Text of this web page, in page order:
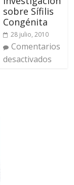
sobre Sífilis
Congénita
28 julio, 2010
Comentarios
desactivados